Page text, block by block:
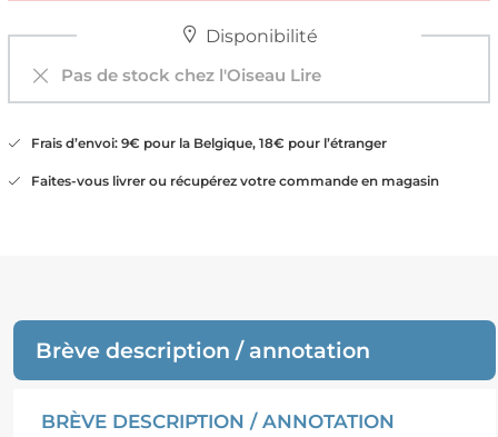
Disponibilité
Pas de stock chez l'Oiseau Lire
Frais d’envoi: 9€ pour la Belgique, 18€ pour l’étranger
Faites-vous livrer ou récupérez votre commande en magasin
Brève description / annotation
BRÈVE DESCRIPTION / ANNOTATION